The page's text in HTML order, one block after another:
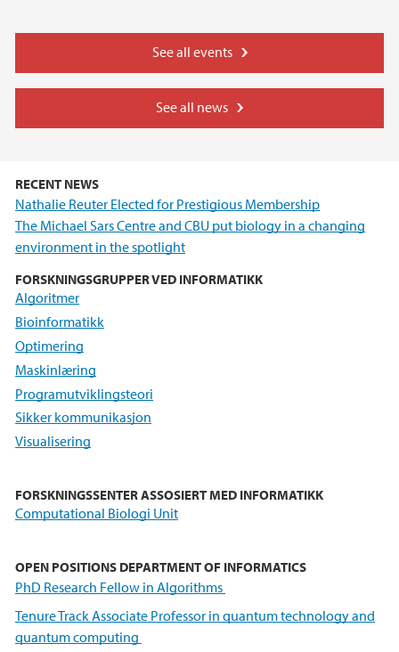
See all events
See all news
RECENT NEWS
Nathalie Reuter Elected for Prestigious Membership
The Michael Sars Centre and CBU put biology in a changing
environment in the spotlight
FORSKNINGSGRUPPER VED INFORMATIKK
Algoritmer
Bioinformatikk
Optimering
Maskinlæring
Programutviklingsteori
Sikker kommunikasjon
Visualisering
FORSKNINGSSENTER ASSOSIERT MED INFORMATIKK
Computational Biologi Unit
OPEN POSITIONS DEPARTMENT OF INFORMATICS
PhD Research Fellow in Algorithms
Tenure Track Associate Professor in quantum technology and
quantum computing